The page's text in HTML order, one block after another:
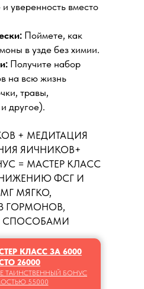
уверенность вместо
Поймете, как
в узде без химии.
Получите набор
на всю жизнь
травы,
другое).
+ МЕДИТАЦИЯ
ЯИЧНИКОВ+
= МАСТЕР КЛАСС
ФСГ И
МЯГКО,
ГОРМОНОВ,
СПОСОБАМИ
ТАИНСТВЕННЫЙ БОНУС
55000
КЛАСС ЗА 6000
26000